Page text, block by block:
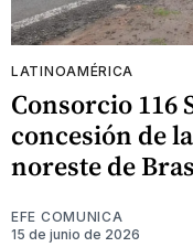
LATINOAMÉRICA
Consorcio 116
concesión de
noreste de
EFE COMUNICA
15 de junio de 2026